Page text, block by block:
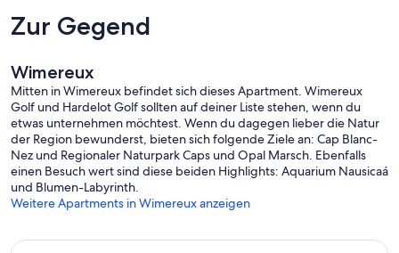
Zur Gegend
Wimereux
Mitten in Wimereux befindet sich dieses Apartment. Wimereux
Golf und Hardelot Golf sollten auf deiner Liste stehen, wenn du
etwas unternehmen möchtest. Wenn du dagegen lieber die Natur
der Region bewunderst, bieten sich folgende Ziele an: Cap Blanc-
Nez und Regionaler Naturpark Caps und Opal Marsch. Ebenfalls
einen Besuch wert sind diese beiden Highlights: Aquarium Nausicaá
und Blumen-Labyrinth.
Weitere Apartments in Wimereux anzeigen